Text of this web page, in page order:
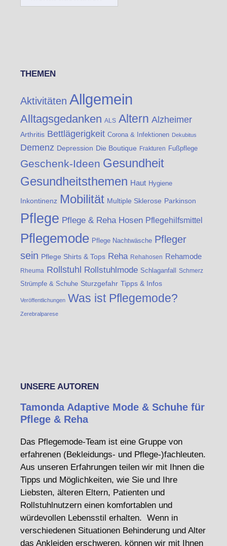
THEMEN
Aktivitäten Allgemein
Alltagsgedanken ALS Altern Alzheimer
Arthritis Bettlägerigkeit Corona & Infektionen Dekubitus
Demenz Depression Die Boutique Frakturen Fußpflege
Geschenk-Ideen Gesundheit
Gesundheitsthemen Haut Hygiene
Inkontinenz Mobilität Multiple Sklerose Parkinson
Pflege Pflege & Reha Hosen Pflegehilfsmittel
Pflegemode Pflege Nachtwäsche Pfleger
sein Pflege Shirts & Tops Reha Rehahosen Rehamode
Rheuma Rollstuhl Rollstuhlmode Schlaganfall Schmerz
Strümpfe & Schuhe Sturzgefahr Tipps & Infos
Veröffentlichungen Was ist Pflegemode?
Zerebralparese
UNSERE AUTOREN
Tamonda Adaptive Mode & Schuhe für
Pflege & Reha
Das Pflegemode-Team ist eine Gruppe von
erfahrenen (Bekleidungs- und Pflege-)fachleuten.
Aus unseren Erfahrungen teilen wir mit Ihnen die
Tipps und Möglichkeiten, wie Sie und Ihre
Liebsten, älteren Eltern, Patienten und
Rollstuhlnutzern einen komfortablen und
würdevollen Lebensstil erhalten. Wenn in
verschiedenen Situationen Behinderung und Alter
das Ankleiden erschweren, können wir mit Ihnen